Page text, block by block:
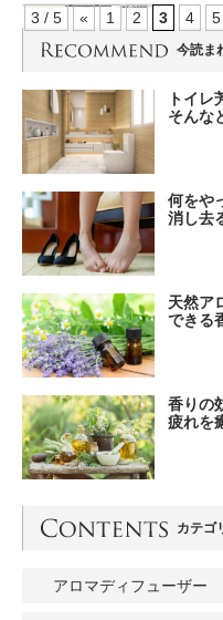
3 / 5 « 1 2 3 4 5
今読ま
トイ
そんな
何をや
消し去
天然ア
できる
香りの
疲れを
カテゴ
アロマディフューザー